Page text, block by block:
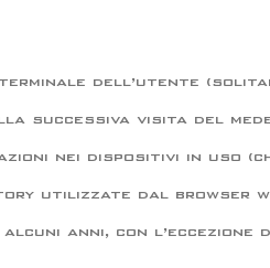
dell’utente
successiva visita del
nei dispositivi in uso
utilizzate dal browser
anni, con